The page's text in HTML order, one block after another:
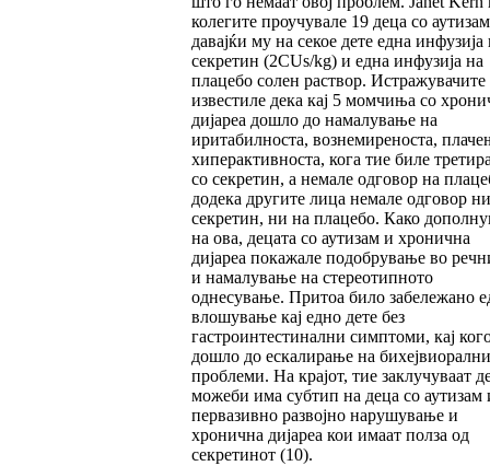
колегите проучувале 19 деца со аутизам
давајќи му на секое дете една инфузија
секретин (2CUs/kg) и една инфузија на
плацебо солен раствор. Истражувачите
известиле дека кај 5 момчиња со
дијареа дошло до намалување на
иритабилноста, вознемиреноста,
хиперактивноста, кога тие биле
со секретин, а немале одговор на
додека другите лица немале одговор
секретин, ни на плацебо. Како
на ова, децата со аутизам и хронична
дијареа покажале подобрување во
и намалување на стереотипното
однесување. Притоа било забележано
влошување кај едно дете без
гастроинтестинални симптоми, кај
дошло до ескалирање на
проблеми. На крајот, тие заклучуваат
можеби има субтип на деца со аутизам
первазивно развојно нарушување и
хронична дијареа кои имаат полза од
секретинот (10).